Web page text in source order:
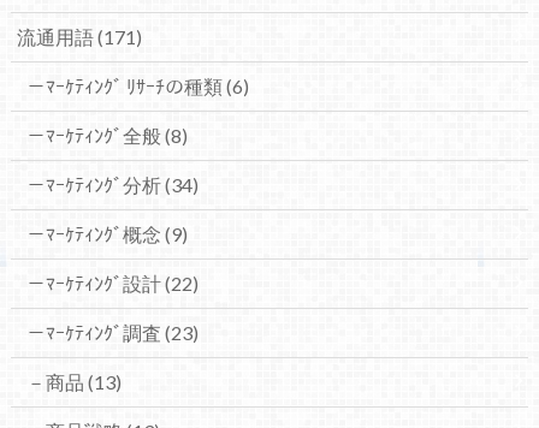
流通用語(171)
－ﾏｰｹﾃｨﾝｸﾞ ﾘｻｰﾁの種類(6)
－ﾏｰｹﾃｨﾝｸﾞ全般(8)
－ﾏｰｹﾃｨﾝｸﾞ分析(34)
－ﾏｰｹﾃｨﾝｸﾞ概念 (9)
－ﾏｰｹﾃｨﾝｸﾞ設計(22)
－ﾏｰｹﾃｨﾝｸﾞ調査 (23)
－商品 (13)